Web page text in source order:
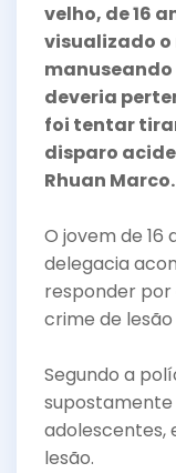
velho, de 16
visualizado o
deveria
foi tentar
disparo
Rhuan Marco.
O jovem de 16
delegacia
responder
crime de
Segundo a
adolescentes,
lesão.